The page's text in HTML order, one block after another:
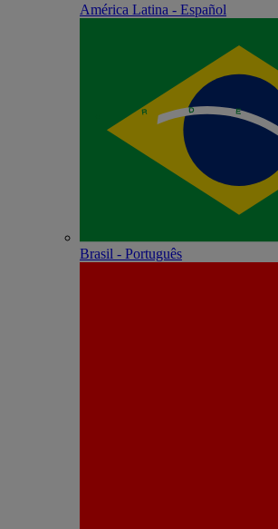
América Latina - Español
Brasil - Português